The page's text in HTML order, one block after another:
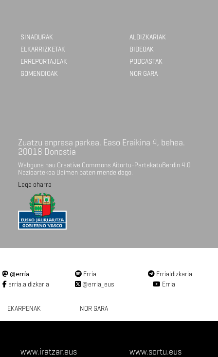
SINADURAK
ELKARRIZKETAK
ERREPORTAJEAK
GOMENDIOAK
ALDIZKARIAK
BIDEOAK
PODCASTAK
NOR GARA
Zuatzu enpresa parkea. Easo Eraikina 4, behea.
20018 Donostia
Webgune hau Creative Commons Aitortu-PartekatuBerdin 4.0
Nazioartekoa Baimen baten mende dago.
Lege oharra
@erria Erria
Errialdizkaria
erria.aldizkaria
@erria_eus Erria
EKARPENAK NOR GARA
www.iratzar.eus www.sortu.eus